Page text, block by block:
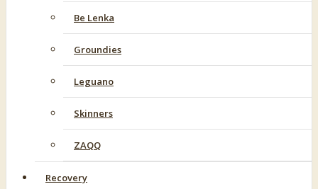
Be Lenka
Groundies
Leguano
Skinners
ZAQQ
Recovery